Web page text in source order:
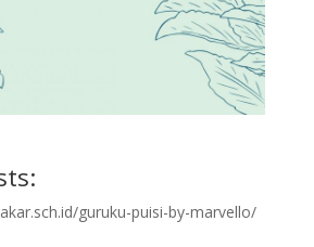
guruku-puisi-by-marvello/